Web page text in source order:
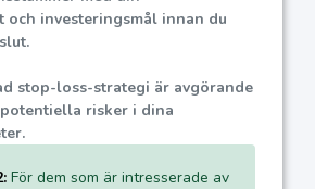
och investeringsmål innan du
stop-loss-strategi är avgörande
risker i dina
För dem som är intresserade av